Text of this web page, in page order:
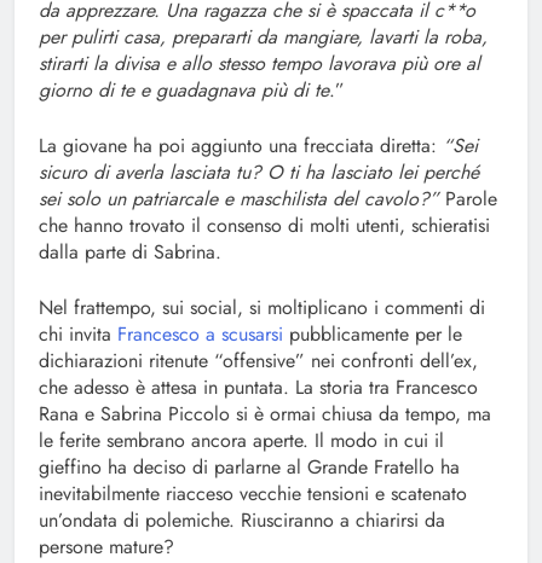
da apprezzare. Una ragazza che si è spaccata il c**o
per pulirti casa, prepararti da mangiare, lavarti la roba,
stirarti la divisa e allo stesso tempo lavorava più ore al
giorno di te e guadagnava più di te.”
La giovane ha poi aggiunto una frecciata diretta: “Sei
sicuro di averla lasciata tu? O ti ha lasciato lei perché
sei solo un patriarcale e maschilista del cavolo?”Parole
che hanno trovato il consenso di molti utenti, schieratisi
dalla parte di Sabrina.
Nel frattempo, sui social, si moltiplicano i commenti di
chi invita Francesco a scusarsi pubblicamente per le
dichiarazioni ritenute “offensive” nei confronti dell’ex,
che adesso è attesa in puntata. La storia tra Francesco
Rana e Sabrina Piccolo si è ormai chiusa da tempo, ma
le ferite sembrano ancora aperte. Il modo in cui il
gieffino ha deciso di parlarne al Grande Fratello ha
inevitabilmente riacceso vecchie tensioni e scatenato
un’ondata di polemiche. Riusciranno a chiarirsi da
persone mature?